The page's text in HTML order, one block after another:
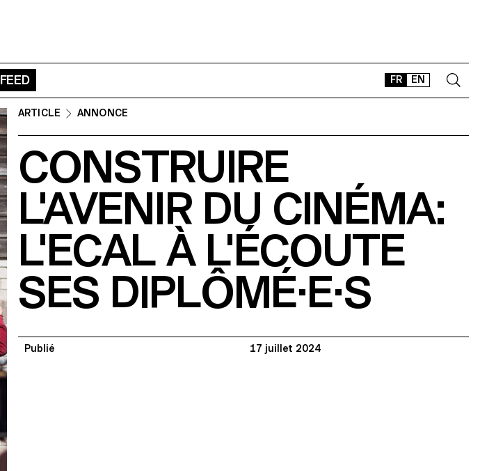
FR EN
FEED
CONTACT
OFFLINE-ONLINE
Instagram
Facebook
LinkedIn
Vimeo
ARTICLE ANNONCE
CONSTRUIRE
L'AVENIR DU CINÉMA:
L'ECAL À L'ÉCOUTE
SES DIPLÔMÉ·E·S
Publié 17 juillet 2024